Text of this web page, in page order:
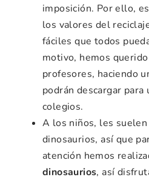
imposición. Por ello,
los valores del
fáciles que todos
motivo, hemos
profesores, haciendo
podrán descargar
colegios.
A los niños, les
dinosaurios, así que
atención hemos
dinosaurios, así